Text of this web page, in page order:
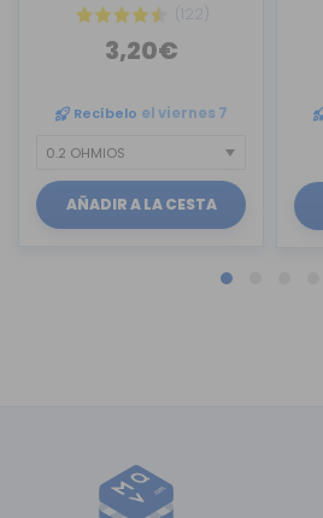
(122)
3,20€
Recíbelo el viernes 7
AÑADIR A LA CESTA